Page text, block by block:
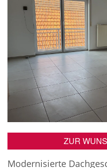
ZUR
Modernisierte